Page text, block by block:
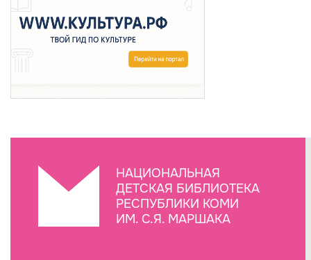
НАЦИОНАЛЬНАЯ
ДЕТСКАЯ БИБЛИОТЕКА
РЕСПУБЛИКИ КОМИ
ИМ. С.Я. МАРШАКА